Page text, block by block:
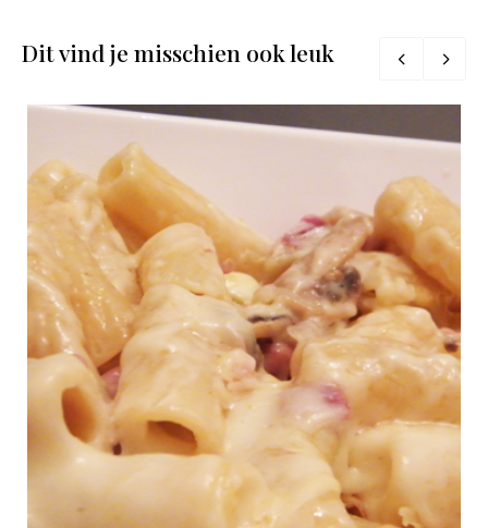
Dit vind je misschien ook leuk